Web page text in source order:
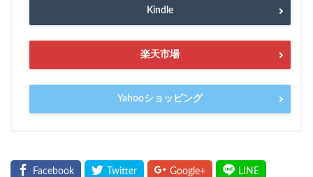
Kindle
楽天市場
Yahooショッピング